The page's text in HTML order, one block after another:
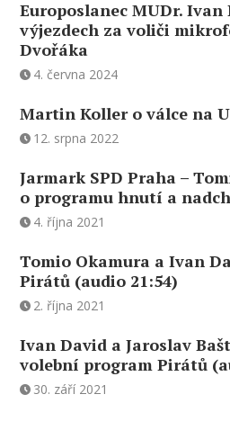
Europoslanec MUDr. Ivan
výjezdech za voliči
Dvořáka
4. června 2024
Martin Koller o válce na
12. srpna 2022
Jarmark SPD Praha –
o programu hnutí a
4. října 2021
Tomio Okamura a Ivan
Pirátů (audio 21:54)
2. října 2021
Ivan David a Jaroslav
volební program Pirátů
30. září 2021